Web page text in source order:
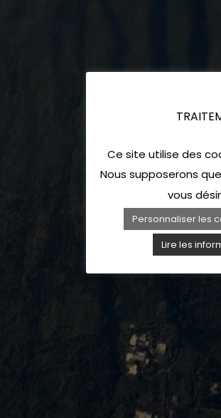
Ce site utilise des
Nous supposerons
vous
Personnaliser les
Lire les